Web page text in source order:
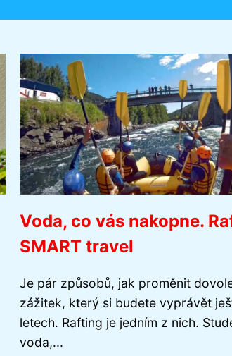
Voda, co vás nakopne.
SMART travel
Je pár způsobů, jak proměnit
zážitek, který si budete vyprávět
letech. Rafting je jedním z nich.
voda,...